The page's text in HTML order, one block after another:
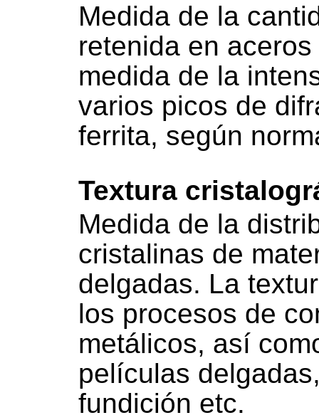
Medida de la
retenida en
medida de la
varios picos de
ferrita, según
Textura
Medida de la
cristalinas de
delgadas. La
los procesos de
metálicos, así
películas
fundición etc.